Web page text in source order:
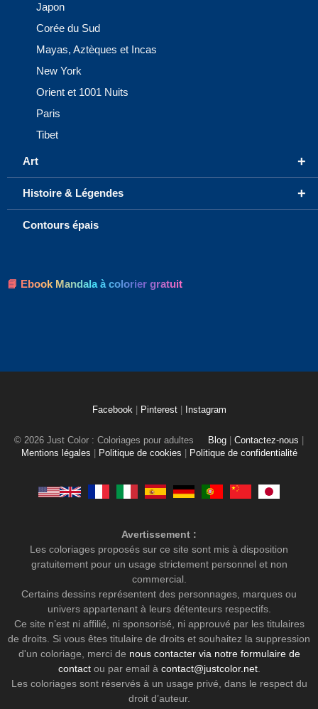
Japon
Corée du Sud
Mayas, Aztèques et Incas
New York
Orient et 1001 Nuits
Paris
Tibet
+
Art
+
Histoire & Légendes
Contours épais
📘 Ebook Mandala à colorier gratuit
Facebook Pinterest Instagram
© 2026 Just Color : Coloriages pour adultes Blog Contactez-nous
Mentions légales
Politique de cookies Politique de confidentialité
Avertissement :
Les coloriages proposés sur ce site sont mis à disposition
gratuitement pour un usage strictement personnel et non
commercial.
Certains dessins représentent des personnages, marques ou
univers appartenant à leurs détenteurs respectifs.
Ce site n’est ni affilié, ni sponsorisé, ni approuvé par les titulaires
de droits. Si vous êtes titulaire de droits et souhaitez la suppression
d'un coloriage, merci de nous contacter via notre formulaire de
contactou par email à contact@justcolor.net.
Les coloriages sont réservés à un usage privé, dans le respect du
droit d’auteur.